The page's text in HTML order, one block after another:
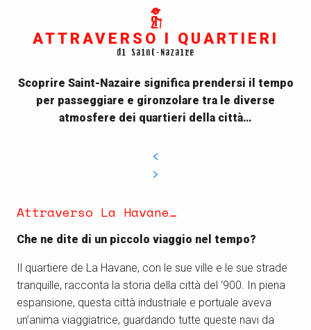
Attraverso i quartieri di Saint-Nazaire
Monumenti e patrimonio
La Ricostruzione
ATTRAVERSO I QUARTIERI
di Saint-Nazaire
Scoprire Saint-Nazaire significa prendersi il tempo
per passeggiare e gironzolare tra le diverse
atmosfere dei quartieri della città…
Attraverso La Havane…
Che ne dite di un piccolo viaggio nel tempo?
Il quartiere de La Havane, con le sue ville e le sue strade
tranquille, racconta la storia della città del ‘900. In piena
espansione, questa città industriale e portuale aveva
un’anima viaggiatrice, guardando tutte queste navi da